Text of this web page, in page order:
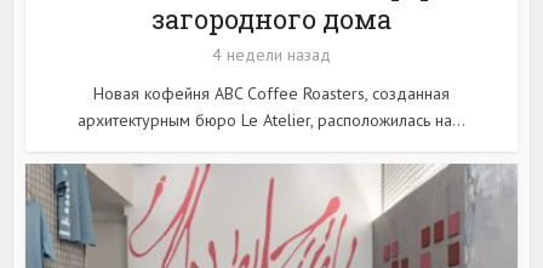
загородного дома
4 недели назад
Новая кофейня ABC Coffee Roasters, созданная
архитектурным бюро Le Atelier, расположилась на...